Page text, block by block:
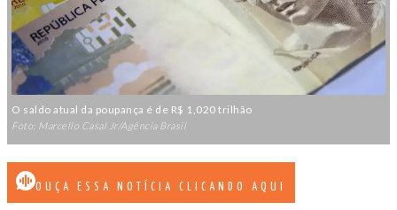
O saldo atual da poupança é de R$ 1,020 trilhão
Foto: Marcello Casal Jr/Agência Brasil
OUÇA ESSA NOTÍCIA CLICANDO AQUI